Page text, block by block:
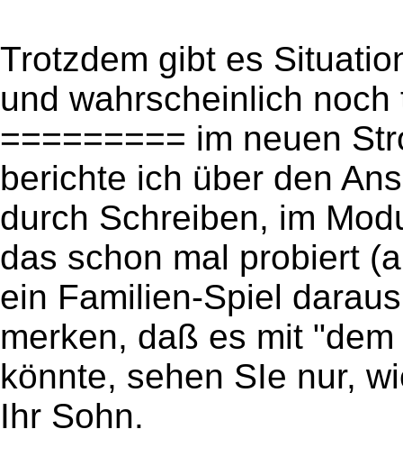
Trotzdem gibt es
und wahrscheinlich
========= im neuen
berichte ich über den
durch Schreiben, im
das schon mal probiert
ein Familien-Spiel
merken, daß es mit
könnte, sehen SIe nur,
Ihr Sohn.